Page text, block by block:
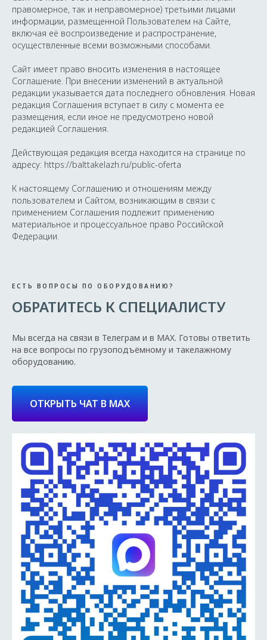
правомерное, так и неправомерное) третьими лицами
информации, размещенной Пользователем на Сайте,
включая её воспроизведение и распространение,
осуществленные всеми возможными способами.
Сайт имеет право вносить изменения в настоящее
Соглашение. При внесении изменений в актуальной
редакции указывается дата последнего обновления. Новая
редакция Соглашения вступает в силу с момента ее
размещения, если иное не предусмотрено новой
редакцией Соглашения.
Действующая редакция всегда находится на странице по
адресу: https://balttakelazh.ru/public-oferta
К настоящему Соглашению и отношениям между
пользователем и Сайтом, возникающим в связи с
применением Соглашения подлежит применению
материальное и процессуальное право Российской
Федерации.
ЕСТЬ ВОПРОСЫ ПО ОБОРУДОВАНИЮ?
ОБРАТИТЕСЬ К СПЕЦИАЛИСТУ
Мы всегда на связи в Телеграм и в MAX. Готовы ответить
на все вопросы по грузоподъёмному и такелажному
оборудованию.
ОТКРЫТЬ ЧАТ В MAX